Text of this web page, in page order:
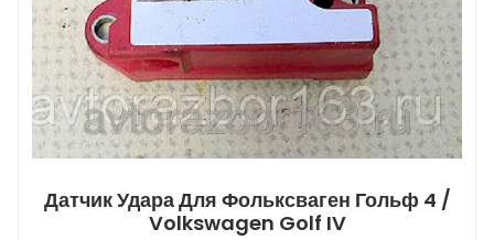
Датчик Удара Для Фольксваген Гольф 4 /
Volkswagen Golf IV